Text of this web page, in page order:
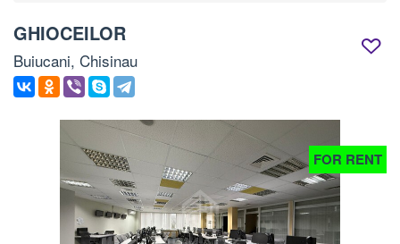
FOR RENT
GHIOCEILOR
Buiucani, Chisinau